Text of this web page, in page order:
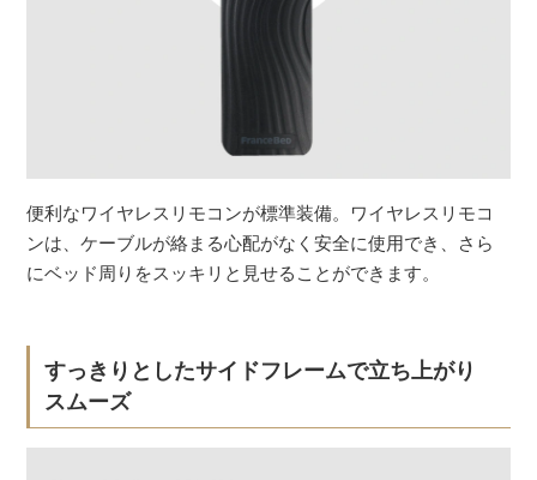
便利なワイヤレスリモコンが標準装備。ワイヤレスリモコ
ンは、ケーブルが絡まる心配がなく安全に使用でき、さら
にベッド周りをスッキリと見せることができます。
すっきりとしたサイドフレームで立ち上がり
スムーズ